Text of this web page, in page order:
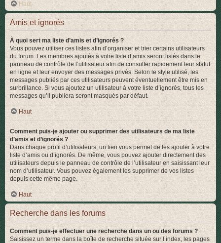
Haut
Amis et ignorés
À quoi sert ma liste d’amis et d’ignorés ?
Vous pouvez utiliser ces listes afin d’organiser et trier certains utilisateurs
du forum. Les membres ajoutés à votre liste d’amis seront listés dans le
panneau de contrôle de l’utilisateur afin de consulter rapidement leur statut
en ligne et leur envoyer des messages privés. Selon le style utilisé, les
messages publiés par ces utilisateurs peuvent éventuellement être mis en
surbrillance. Si vous ajoutez un utilisateur à votre liste d’ignorés, tous les
messages qu’il publiera seront masqués par défaut.
Haut
Comment puis-je ajouter ou supprimer des utilisateurs de ma liste
d’amis et d’ignorés ?
Dans chaque profil d’utilisateurs, un lien vous permet de les ajouter à votre
liste d’amis ou d’ignorés. De même, vous pouvez ajouter directement des
utilisateurs depuis le panneau de contrôle de l’utilisateur en saisissant leur
nom d’utilisateur. Vous pouvez également les supprimer de vos listes
depuis cette même page.
Haut
Recherche dans les forums
Comment puis-je effectuer une recherche dans un ou des forums ?
Saisissez un terme dans la boîte de recherche située sur l’index, les pages